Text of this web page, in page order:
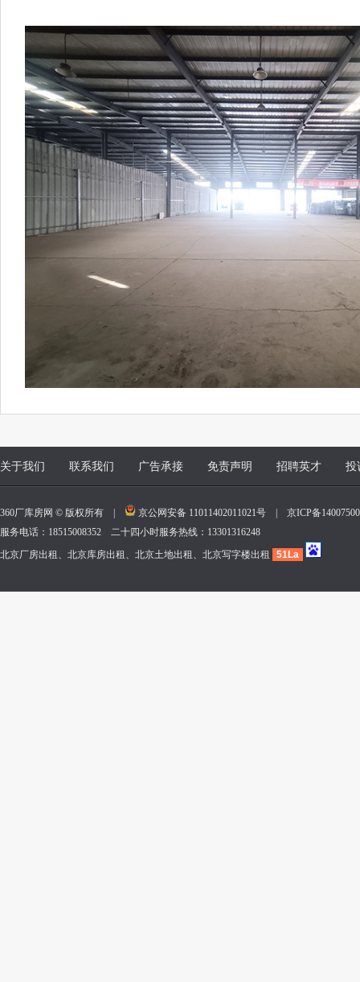
关于我们 联系我们 广告承接 免责声明 招聘英才 投
360厂库房网 © 版权所有 | 京公网安备 11011402011021号
京ICP备
服务电话：18515008352 二十四小时服务热线：13301316248
北京厂房出租、北京库房出租、北京土地出租、北京写字楼出租
51La